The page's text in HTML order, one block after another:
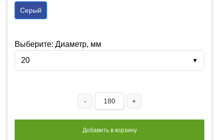
Серый
Выберите: Диаметр, мм
20
▼
- +
Добавить в корзину